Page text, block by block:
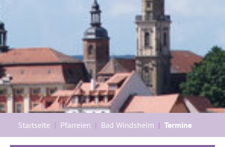
Startseite Pfarreien Bad Windsheim Termine